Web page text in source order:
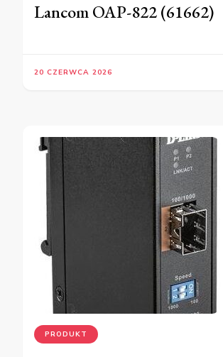
Lancom OAP-822 (61662)
20 CZERWCA 2026
PRODUKT